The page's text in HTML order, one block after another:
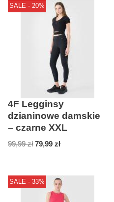
SALE - 20%
4F Legginsy
dzianinowe damskie
– czarne XXL
99,99zł 79,99zł
SALE - 33%